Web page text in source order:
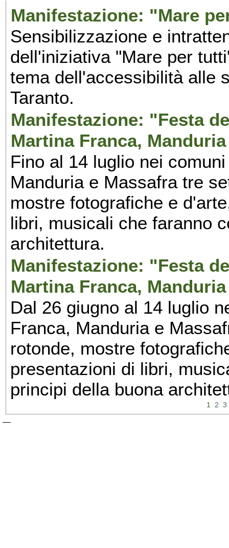
Manifestazione: "Mare
Sensibilizzazione e
dell'iniziativa "Mare per
tema dell'accessibilità alle
Taranto.
Manifestazione: "Festa
Martina Franca,
Fino al 14 luglio nei
Manduria e Massafra tre
mostre fotografiche e
libri, musicali che faranno
architettura.
Manifestazione: "Festa
Martina Franca,
Dal 26 giugno al 14 luglio
Franca, Manduria e
rotonde, mostre
presentazioni di libri,
principi della buona
1 2 3